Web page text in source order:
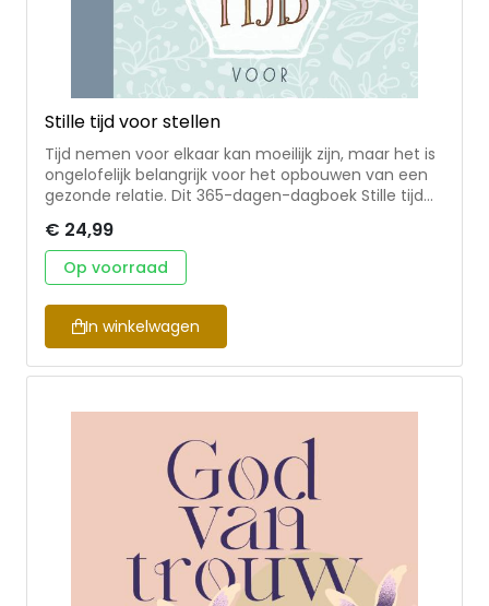
Stille tijd voor stellen
Tijd nemen voor elkaar kan moeilijk zijn, maar het is
ongelofelijk belangrijk voor het opbouwen van een
gezonde relatie. Dit 365-dagen-dagboek Stille tijd
bijbelgedeeltes, boeiende vragen om over na te
denken en inspirerende gebeden. Of ze nu nog
maar pasgetrouwd zijn, of hun hele leven lang al bij
manier voor stellen om de dag te beginnen of te
eindigen. Uit de serie A little God time – diverse
auteurs.
€ 24,99
Op voorraad
In winkelwagen